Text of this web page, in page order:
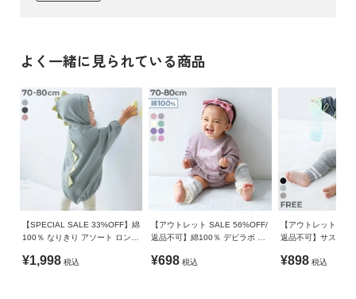
よく一緒に見られている商品
【SPECIAL SALE 33%OFF】綿
100％ なりきり アソート ロンパ
¥1,998 税込
【アウトレット SALE 56%OFF/
返品不可】綿100％ デビラボ ガ
ロンパース
¥698 税込
【アウトレット
返品不可】サスペン
¥898 税込